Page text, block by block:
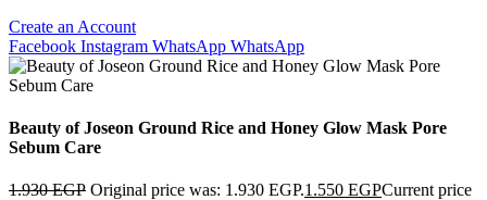
Create an Account
Facebook Instagram WhatsApp WhatsApp
Beauty of Joseon Ground Rice and Honey Glow Mask Pore
Sebum Care
1.930EGP Original price was: 1.930 EGP.1.550 EGPCurrent price